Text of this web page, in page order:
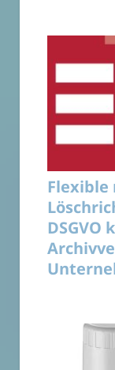
Flexible
DSGVO